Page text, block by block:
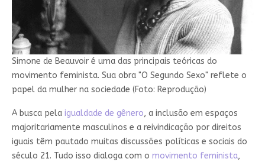
Simone de Beauvoir é uma das principais teóricas do
movimento feminista. Sua obra "O Segundo Sexo" reflete o
papel da mulher na sociedade (Foto: Reprodução)
A busca pela igualdade de gênero, a inclusão em espaços
majoritariamente masculinos e a reivindicação por direitos
iguais têm pautado muitas discussões políticas e sociais do
século 21. Tudo isso dialoga com o movimento feminista,